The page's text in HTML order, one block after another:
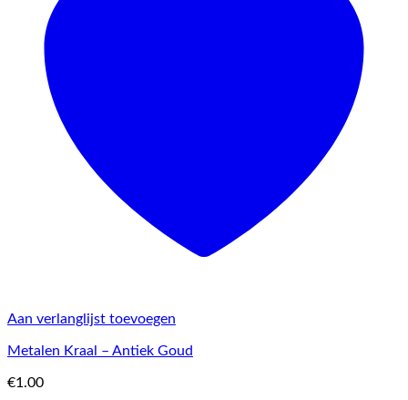
Aan verlanglijst toevoegen
Metalen Kraal – Antiek Goud
€1.00